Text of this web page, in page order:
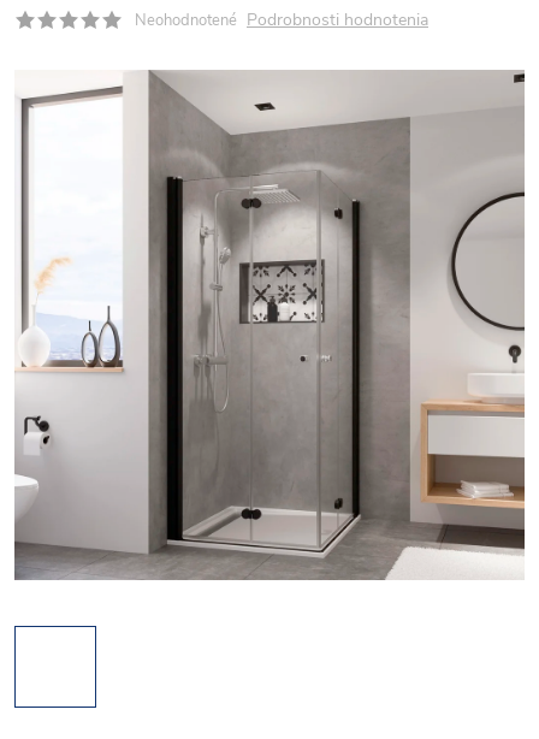
Neohodnotené Podrobnosti hodnotenia